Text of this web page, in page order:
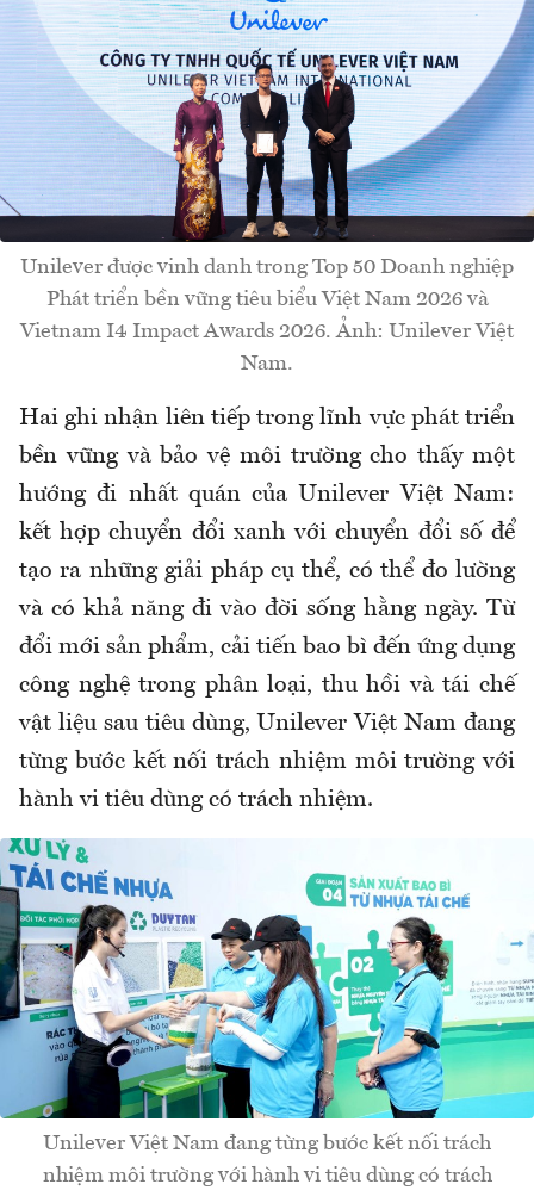
Unilever được vinh danh trong Top 50 Doanh nghiệp
Phát triển bền vững tiêu biểu Việt Nam 2026 và
Vietnam I4 Impact Awards 2026. Ảnh: Unilever Việt
Nam.
Hai ghi nhận liên tiếp trong lĩnh vực phát triển
bền vững và bảo vệ môi trường cho thấy một
hướng đi nhất quán của Unilever Việt Nam:
kết hợp chuyển đổi xanh với chuyển đổi số để
tạo ra những giải pháp cụ thể, có thể đo lường
và có khả năng đi vào đời sống hằng ngày. Từ
đổi mới sản phẩm, cải tiến bao bì đến ứng dụng
công nghệ trong phân loại, thu hồi và tái chế
vật liệu sau tiêu dùng, Unilever Việt Nam đang
từng bước kết nối trách nhiệm môi trường với
hành vi tiêu dùng có trách nhiệm.
Unilever Việt Nam đang từng bước kết nối trách
nhiệm môi trường với hành vi tiêu dùng có trách